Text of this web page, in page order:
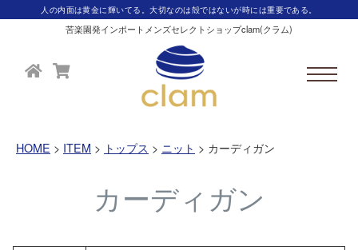
人の内面は黄金に輝いてる。大切なのは殻ではないが時には重要である。
苦楽園発インポートメンズセレクトショップclam(クラム)
HOME ITEM トップス ニット カーディガン
カーディガン